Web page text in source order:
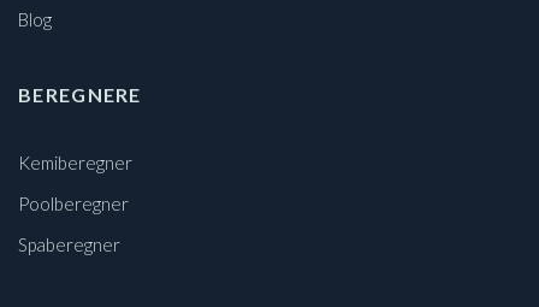
Blog
BEREGNERE
Kemiberegner
Poolberegner
Spaberegner